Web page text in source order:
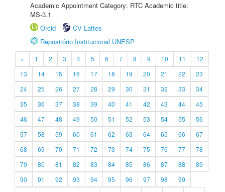
Academic Appointment Category: RTC Academic title:
MS-3.1
Orcid
CV Lattes
Repositório Institucional UNESP
« 1 2 3 4 5 6 7 8 9 10 11
12
13
14 15 16 17 18 19 20 21 22
23
24
25 26 27 28 29 30 31 32 33
34
35
36 37 38 39 40 41 42 43 44
45
46
47 48 49 50 51 52 53 54 55
56
57
58 59 60 61 62 63 64 65 66
67
68
69 70 71 72 73 74 75 76 77
78
79
80 81 82 83 84 85 86 87 88
89
90
91 92 93 94 95 96 97 98
99